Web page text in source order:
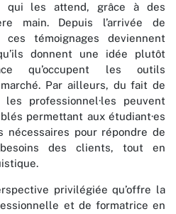
qui les attend, grâce à des
main. Depuis l’arrivée de
témoignages deviennent
donnent une idée plutôt
qu’occupent les outils
Par ailleurs, du fait de
professionnel·les peuvent
permettant aux étudiant·es
nécessaires pour répondre de
des clients, tout en
privilégiée qu’offre la
et de formatrice en